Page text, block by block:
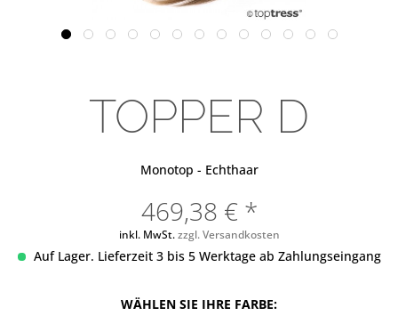
TOPPER D
Monotop - Echthaar
469,38 € *
inkl. MwSt.zzgl. Versandkosten
Auf Lager. Lieferzeit 3 bis 5 Werktage ab Zahlungseingang
WÄHLEN SIE IHRE FARBE: